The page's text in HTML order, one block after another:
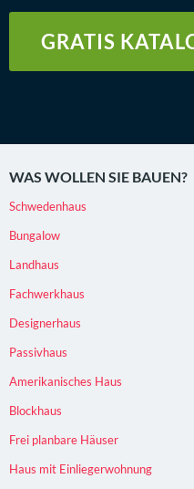
GRATIS
WAS WOLLEN SIE BAUEN?
Schwedenhaus
Bungalow
Landhaus
Fachwerkhaus
Designerhaus
Passivhaus
Amerikanisches Haus
Blockhaus
Frei planbare Häuser
Haus mit Einliegerwohnung